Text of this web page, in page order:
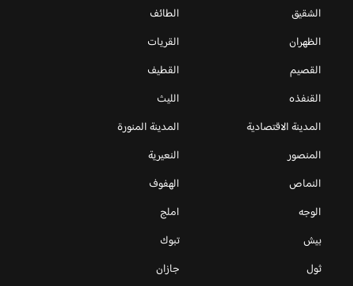
الشقيق
الطائف
الظهران
القريات
القصيم
القطيف
القنفذه
الليث
المدينة الاقتصادية
المدينة المنورة
المنصور
النعيرية
النماص
الهفوف
الوجه
املج
بيش
تبوك
ثول
جازان